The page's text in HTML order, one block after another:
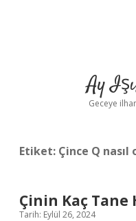
Ay
Geceye
Etiket: Çince Q nasıl
Çinin Kaç Tane
Tarih: Eylül 26, 2024